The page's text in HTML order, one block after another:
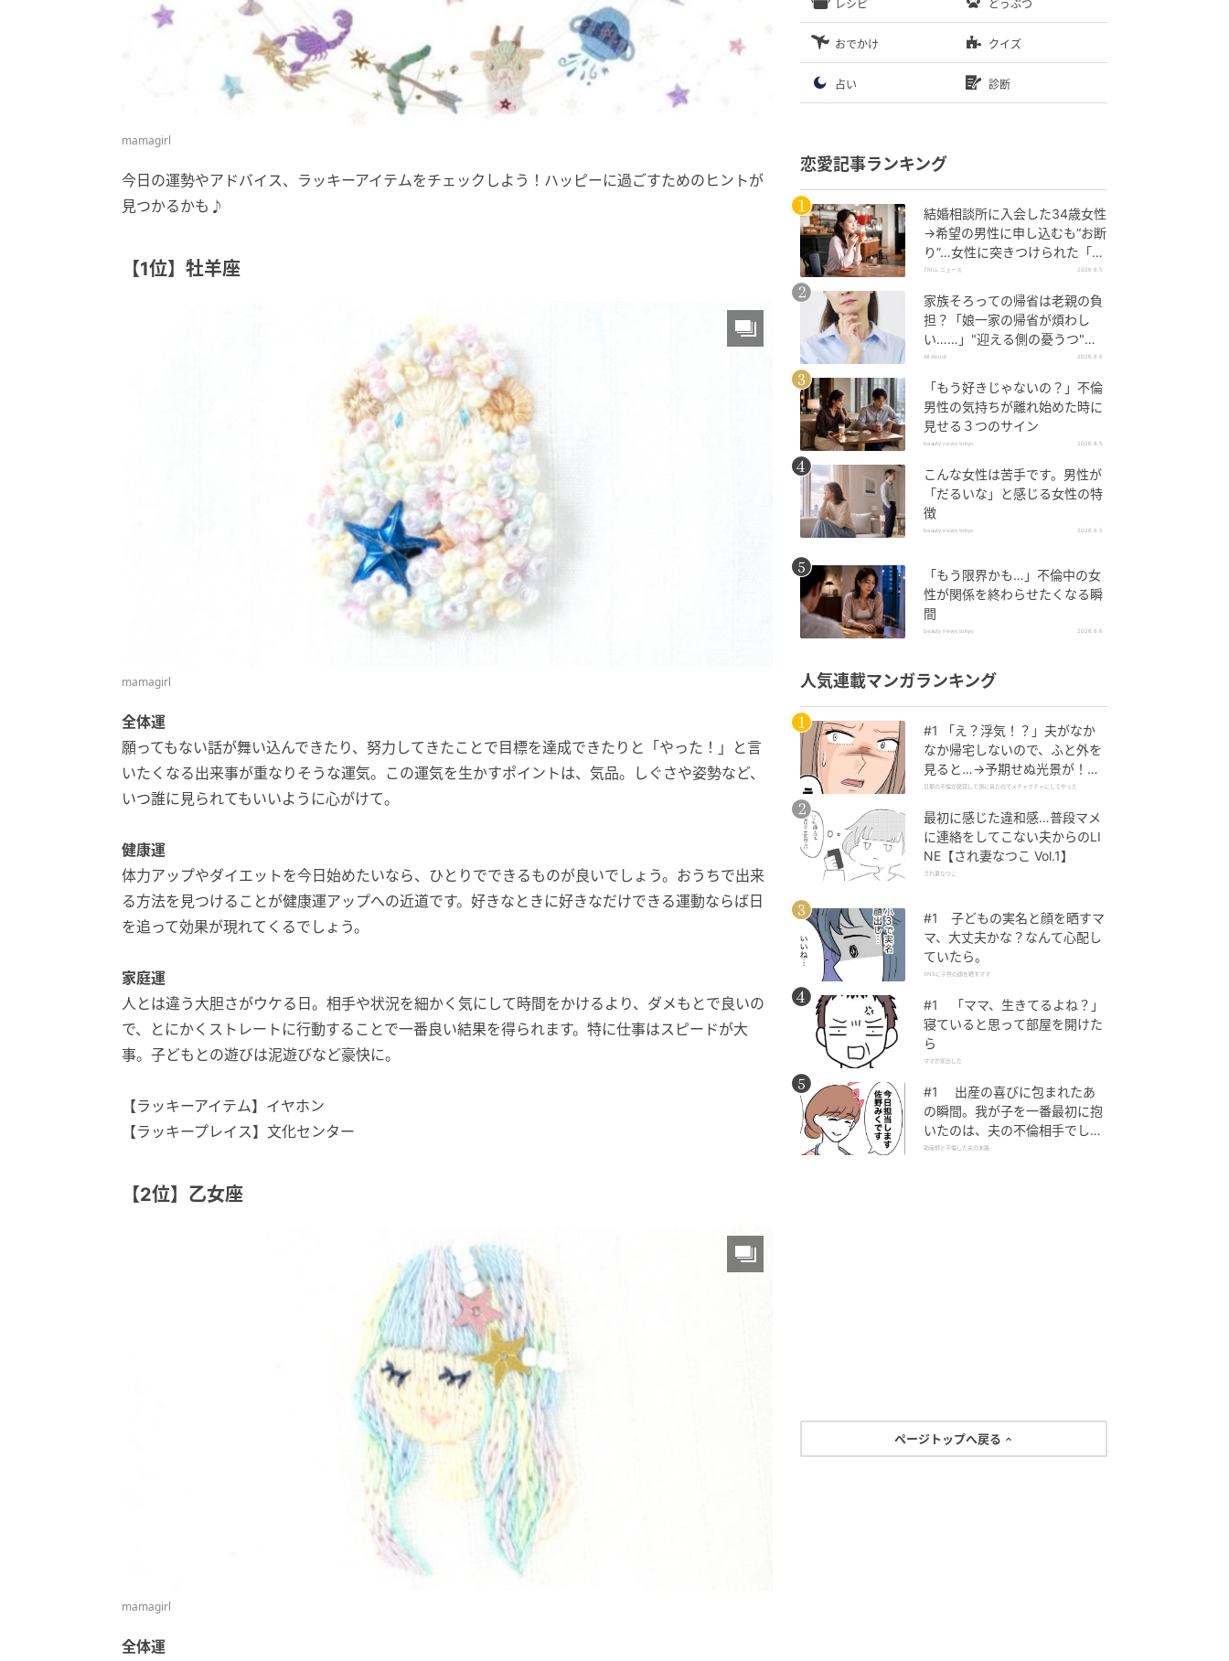
mamagirl
今日の運勢やアドバイス、ラッキーアイテムをチェックしよう！ハッピーに過ごすためのヒントが
見つかるかも♪
【1位】牡羊座
mamagirl
全体運
願ってもない話が舞い込んできたり、努力してきたことで目標を達成できたりと「やった！」と言
いたくなる出来事が重なりそうな運気。この運気を生かすポイントは、気品。しぐさや姿勢など、
いつ誰に見られてもいいように心がけて。
健康運
体力アップやダイエットを今日始めたいなら、ひとりでできるものが良いでしょう。おうちで出来
る方法を見つけることが健康運アップへの近道です。好きなときに好きなだけできる運動ならば日
を追って効果が現れてくるでしょう。
家庭運
人とは違う大胆さがウケる日。相手や状況を細かく気にして時間をかけるより、ダメもとで良いの
で、とにかくストレートに行動することで一番良い結果を得られます。特に仕事はスピードが大
事。子どもとの遊びは泥遊びなど豪快に。
【ラッキーアイテム】イヤホン
【ラッキープレイス】文化センター
【2位】乙女座
mamagirl
全体運
レシピ どうぶつ
おでかけ クイズ
占い 診断
恋愛記事ランキング
結婚相談所に入会した34歳女性
→希望の男性に申し込むも“お断
り”…女性に突きつけられた「高
望み」以上の残酷な原因とは？
TRILL ニュース 2026.8.5
家族そろっての帰省は老親の負
担？「娘一家の帰省が煩わし
い……」"迎える側の憂うつ"の
正体と対処法
All About 2026.8.6
「もう好きじゃないの？」不倫
男性の気持ちが離れ始めた時に
見せる３つのサイン
beauty news tokyo 2026.8.5
こんな女性は苦手です。男性が
「だるいな」と感じる女性の特
徴
beauty news tokyo 2026.8.5
「もう限界かも…」不倫中の女
性が関係を終わらせたくなる瞬
間
beauty news tokyo 2026.8.6
人気連載マンガランキング
#1 「え？浮気！？」夫がなか
なか帰宅しないので、ふと外を
見ると…→予期せぬ光景が！｜
旦那の不倫が発覚して頭に来た
旦那の不倫が発覚して頭に来たのでメチャクチャにしてやった
最初に感じた違和感…普段マメ
に連絡をしてこない夫からのLI
NE【され妻なつこ Vol.1】
され妻なつこ
#1 子どもの実名と顔を晒すマ
マ、大丈夫かな？なんて心配し
ていたら。
SNSに子供の顔を晒すママ
#1 「ママ、生きてるよね？」
寝ていると思って部屋を開けた
ら
ママが家出した
#1 出産の喜びに包まれたあ
の瞬間。我が子を一番最初に抱
いたのは、夫の不倫相手でし
た。
助産師と不倫した夫の末路
ページトップへ戻る